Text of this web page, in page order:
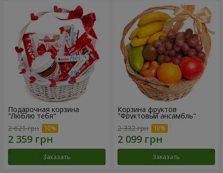
Подарочная корзина
"Люблю тебя"
2 621 грн
Заказать
Корзина фруктов
"Фруктовый ансамбль"
2 332 грн
Заказать